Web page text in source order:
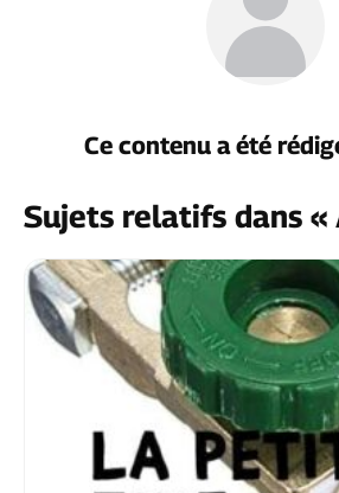
Ce contenu a été
Sujets relatifs dans «